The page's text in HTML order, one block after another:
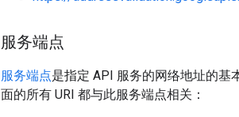
服务端点
服务端点是指定 API 服务的网络地址的基
面的所有 URI 都与此服务端点相关：